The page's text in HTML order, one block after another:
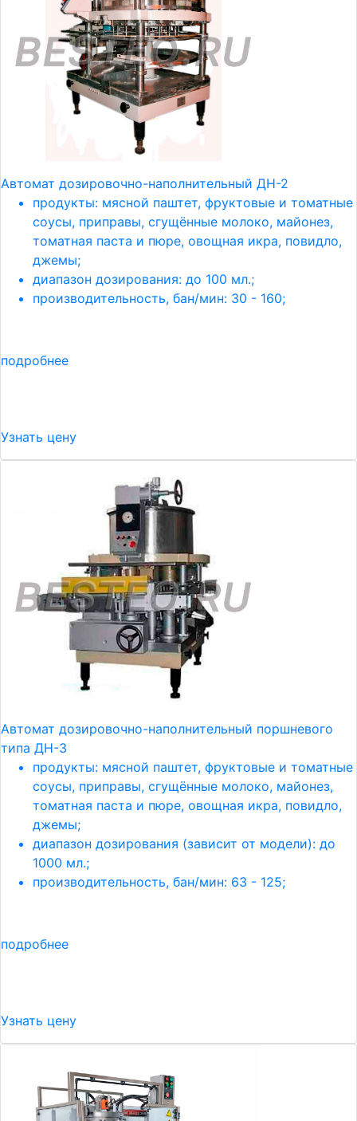
Автомат дозировочно-наполнительный ДН-2
продукты: мясной паштет, фруктовые и томатные
соусы, приправы, сгущённые молоко, майонез,
томатная паста и пюре, овощная икра, повидло,
джемы;
диапазон дозирования: до 100 мл.;
производительность, бан/мин: 30 - 160;
подробнее
Узнать цену
Автомат дозировочно-наполнительный поршневого
типа ДН-3
продукты: мясной паштет, фруктовые и томатные
соусы, приправы, сгущённые молоко, майонез,
томатная паста и пюре, овощная икра, повидло,
джемы;
диапазон дозирования (зависит от модели): до
1000 мл.;
производительность, бан/мин: 63 - 125;
подробнее
Узнать цену